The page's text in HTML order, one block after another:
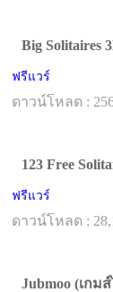
Big Solitaires
ฟรีแวร์
ดาวน์โหลด :
123 Free
ฟรีแวร์
ดาวน์โหลด :
Jubmoo (เกม